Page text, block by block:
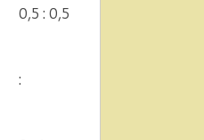
0,5 : 0,5
: